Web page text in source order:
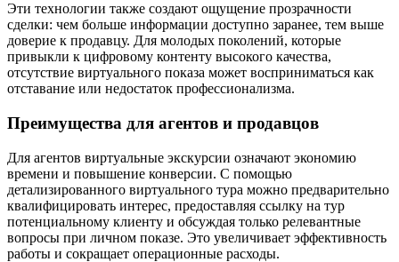
Эти технологии также создают ощущение прозрачности
сделки: чем больше информации доступно заранее, тем выше
доверие к продавцу. Для молодых поколений, которые
привыкли к цифровому контенту высокого качества,
отсутствие виртуального показа может восприниматься как
отставание или недостаток профессионализма.
Преимущества для агентов и продавцов
Для агентов виртуальные экскурсии означают экономию
времени и повышение конверсии. С помощью
детализированного виртуального тура можно предварительно
квалифицировать интерес, предоставляя ссылку на тур
потенциальному клиенту и обсуждая только релевантные
вопросы при личном показе. Это увеличивает эффективность
работы и сокращает операционные расходы.